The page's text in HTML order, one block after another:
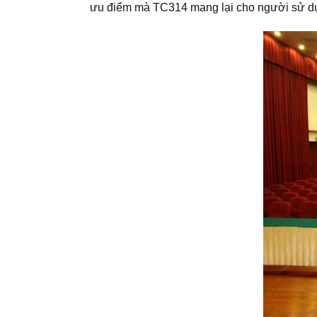
ưu điểm mà TC314 mang lại cho người sử